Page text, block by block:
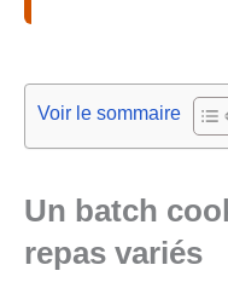
Voir le sommaire
Un batch
repas variés